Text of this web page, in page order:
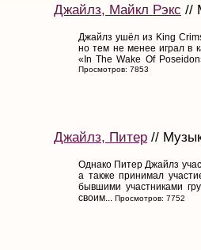
Джайлз, Майкл Рэкс //
Джайлз ушёл из King
но тем не менее играл в
«In The Wake Of
Просмотров: 7853
Джайлз, Питер //
Однако Питер Джайлз
а также принимал
бывшими участниками
своим... Просмотров: 7752